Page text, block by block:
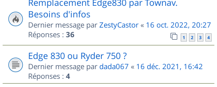
Remplacement Edge830 par Townav.
Besoins d'infos
Dernier message par ZestyCastor « 16 oct. 2022, 20:27
Réponses : 36 1 2 3 4
Edge 830 ou Ryder 750 ?
Dernier message par dada067 « 16 déc. 2021, 16:42
Réponses : 4